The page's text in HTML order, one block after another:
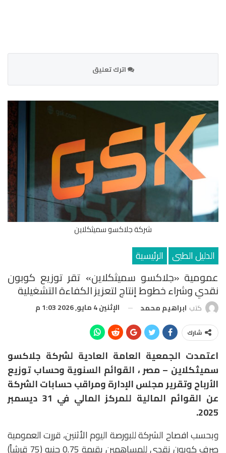
اترك تعليق
شركة جلاكسو سميثكلاين
الدليل الطبى الرئيسية
عمومية «جلاكسو سميثكلاين» تقر توزيع كوبون
نقدي وشراء خطوط إنتاج لتعزيز الكفاءة التشغيلية
كتب ابراهيم محمد الإثنين 4 مايو, 2026 1:03 م
شارك
اعتمدت الجمعية العامة العادية لشركة جلاكسو
سميثكلاين – مصر ، القوائم السنوية وحساب توزيع
الأرباح وتقرير مجلس الإدارة ومراقب حسابات الشركة
عن القوائم المالية للمركز المالي في 31 ديسمبر
2025.
وبحسب افصاح الشركة للبورصة اليوم الأثنين، قررت العمومية
صرف كوبون نقدي للمساهمين بقيمة 0.75 جنيه (75 قرشاً)